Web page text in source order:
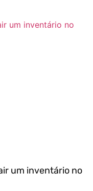
um inventário no